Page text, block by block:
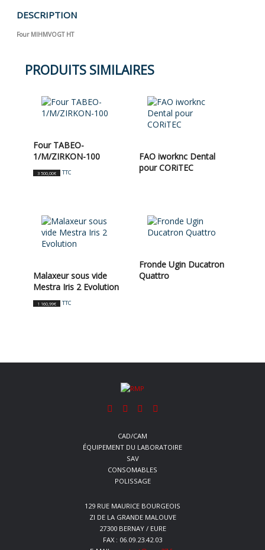
DESCRIPTION
Four MIHMVOGT HT
PRODUITS SIMILAIRES
Four TABEO-
1/M/ZIRKON-100
3 500,00€ TTC
FAO iworknc Dental
pour CORiTEC
Malaxeur sous vide
Mestra Iris 2 Evolution
1 160,99€ TTC
Fronde Ugin Ducatron
Quattro
CAD/CAM
ÉQUIPEMENT DU LABORATOIRE
SAV
CONSOMABLES
POLISSAGE
129 RUE MAURICE BOURGEOIS
ZI DE LA GRANDE MALOUVE
27300 BERNAY / EURE
FAX : 06.09.23.42.03